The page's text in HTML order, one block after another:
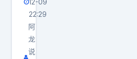
12-09
22:29
阿
龙
说